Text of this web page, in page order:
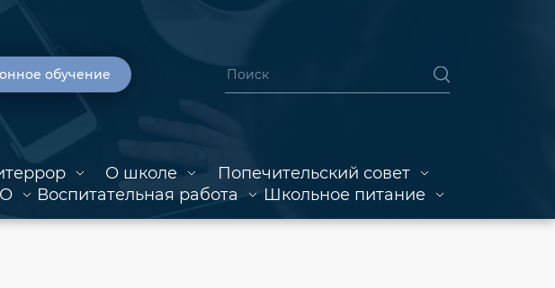
обучение
О школе
Попечительский совет
Воспитательная работа Школьное питание